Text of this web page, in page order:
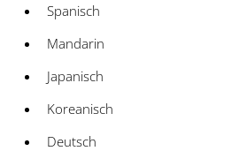
Spanisch
Mandarin
Japanisch
Koreanisch
Deutsch